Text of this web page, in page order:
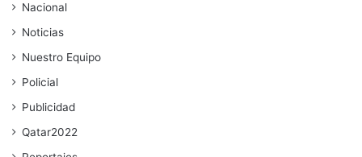
Nacional
Noticias
Nuestro Equipo
Policial
Publicidad
Qatar2022